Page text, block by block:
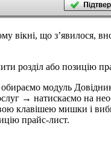
вікні, що з’явилося,
розділ або позицію
модуль
→ натискаємо на
клавішею мишки і
прайс-лист.